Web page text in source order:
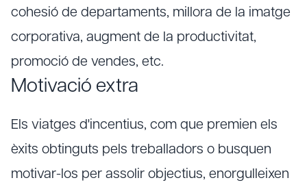
cohesió de departaments, millora de la imatge
corporativa, augment de la productivitat,
promoció de vendes, etc.
Motivació extra
Els viatges d'incentius, com que premien els
èxits obtinguts pels treballadors o busquen
motivar-los per assolir objectius, enorgulleixen